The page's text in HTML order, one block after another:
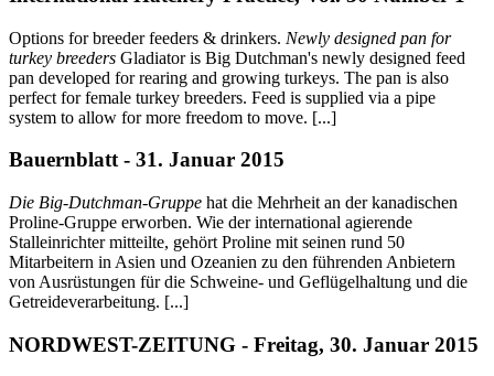
Options for breeder feeders & drinkers. Newly designed pan for
turkey breeders Gladiator is Big Dutchman's newly designed feed
pan developed for rearing and growing turkeys. The pan is also
perfect for female turkey breeders. Feed is supplied via a pipe
system to allow for more freedom to move. [...]
Bauernblatt - 31. Januar 2015
Die Big-Dutchman-Gruppe hat die Mehrheit an der kanadischen
Proline-Gruppe erworben. Wie der international agierende
Stalleinrichter mitteilte, gehört Proline mit seinen rund 50
Mitarbeitern in Asien und Ozeanien zu den führenden Anbietern
von Ausrüstungen für die Schweine- und Geflügelhaltung und die
Getreideverarbeitung. [...]
NORDWEST-ZEITUNG - Freitag, 30. Januar 2015